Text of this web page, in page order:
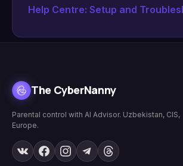
Help Centre: Setup and
The CyberNanny
Parental control with AI Advisor. Uzbekistan, CIS,
Europe.